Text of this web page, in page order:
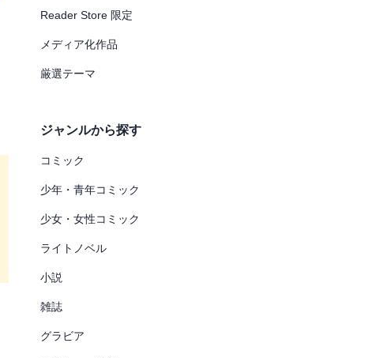
Reader Store 限定
メディア化作品
厳選テーマ
ジャンルから探す
コミック
少年・青年コミック
少女・女性コミック
ライトノベル
小説
雑誌
グラビア